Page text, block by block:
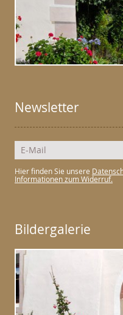
Newsletter
Hier finden Sie unsere
Informationen zum Widerruf.
Bildergalerie